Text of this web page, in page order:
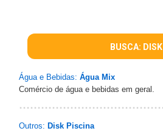
BUSCA: DISK
Água e Bebidas: Água Mix
Comércio de água e bebidas em geral.
Outros: Disk Piscina